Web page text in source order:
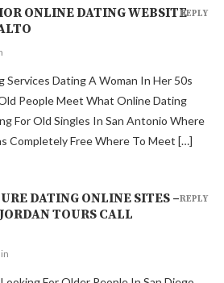
ONLINE DATING WEBSITE
Services Dating A Woman In Her 50s
People Meet What Online Dating
For Old Singles In San Antonio Where
Completely Free Where To Meet […]
REPLY
DATING ONLINE SITES –
TOURS CALL
REPLY